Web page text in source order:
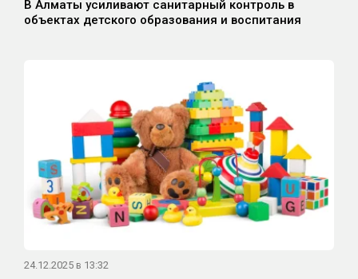
В Алматы усиливают санитарный контроль в
объектах детского образования и воспитания
24.12.2025 в 13:32